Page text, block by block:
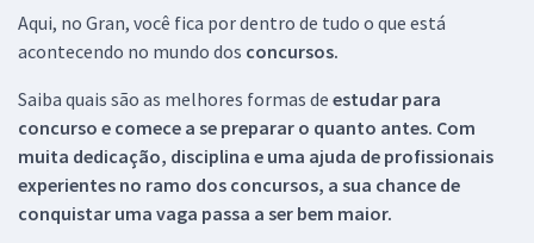
Aqui, no Gran, você fica por dentro de tudo o que está
acontecendo no mundo dos concursos.
Saiba quais são as melhores formas de estudar para
concurso e comece a se preparar o quanto antes. Com
muita dedicação, disciplina e uma ajuda de profissionais
experientes no ramo dos concursos, a sua chance de
conquistar uma vaga passa a ser bem maior.